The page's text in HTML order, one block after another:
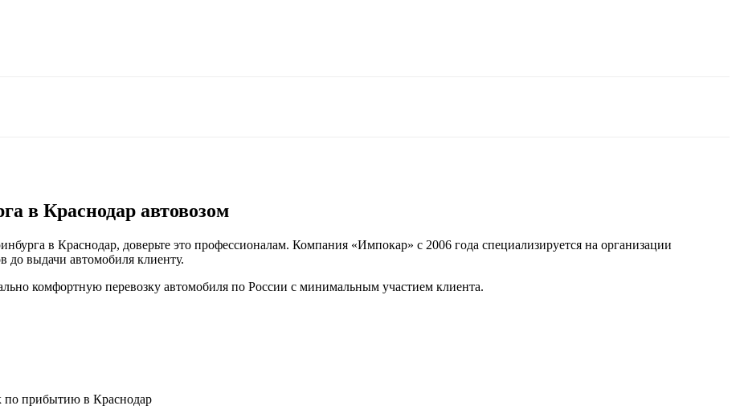
в Краснодар автовозом
в Краснодар, доверьте это профессионалам. Компания «Импокар» с 2006 года специализируется на организации
до выдачи автомобиля клиенту.
комфортную перевозку автомобиля по России с минимальным участием клиента.
по прибытию в Краснодар